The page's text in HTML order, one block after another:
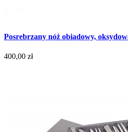
Posrebrzany nóż obiadowy,
400,00 zł